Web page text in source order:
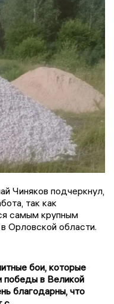
Чиняков подчеркнул,
так как
самым крупным
Орловской области.
бои, которые
победы в Великой
благодарны, что